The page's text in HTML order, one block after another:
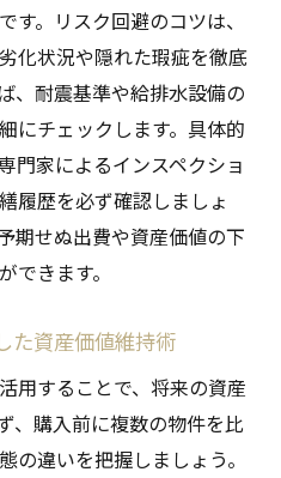
す。リスク回避のコツは、
化状況や隠れた瑕疵を徹底
、耐震基準や給排水設備の
にチェックします。具体的
門家によるインスペクショ
履歴を必ず確認しましょ
期せぬ出費や資産価値の下
できます。
た資産価値維持術
用することで、将来の資産
、購入前に複数の物件を比
の違いを把握しましょう。